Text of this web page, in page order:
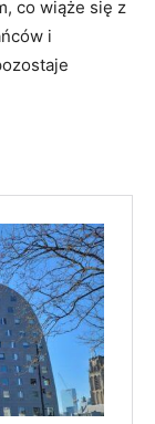
co wiąże się z
i